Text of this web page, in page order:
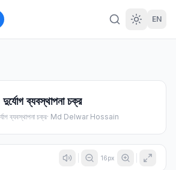
EN
ব্যবস্থাপনা চক্র
ব্যবস্থাপনা চক্র· Md Delwar Hossain
16px